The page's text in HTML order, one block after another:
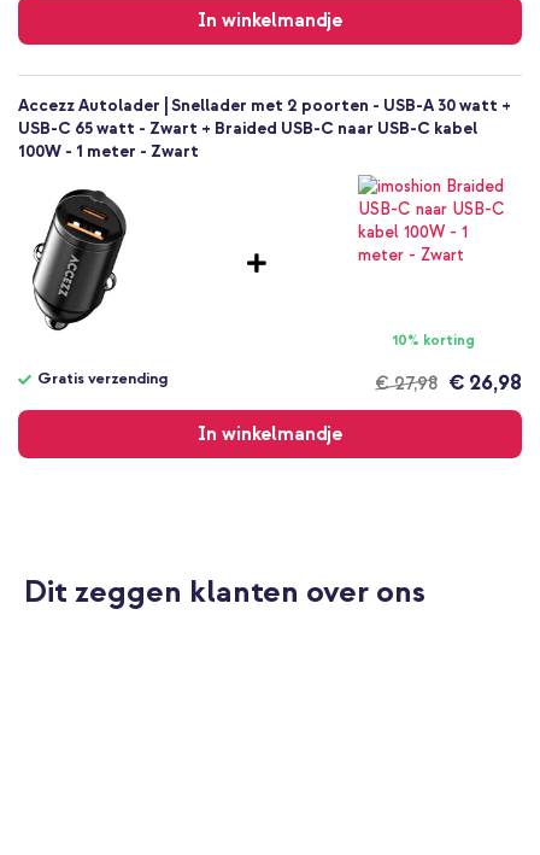
Zwart
22
In winkelmandje
verzending
Accezz Autolader | Snellader met 2 poorten - USB-A 30 watt +
USB-C 65 watt - Zwart + Braided USB-C naar USB-C kabel
100W - 1 meter - Zwart
10% korting
€ 27,98
Gratis verzending € 26,98
In winkelmandje
verzending
Dit zeggen klanten over ons